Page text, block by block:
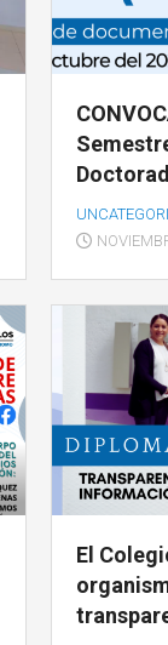
UNIDAD
DE
GÉNERO
DE
Y
El